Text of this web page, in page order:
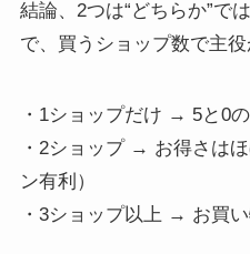
結論、2つは“どちらか”で
で、買うショップ数で主役
・1ショップだけ → 5と0
・2ショップ → お得さは
ン有利）
・3ショップ以上 → お買